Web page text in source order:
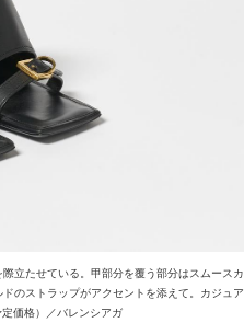
立たせている。甲部分を覆う部分はスムースカ
のストラップがアクセントを添えて。カジュア
価格）／バレンシアガ